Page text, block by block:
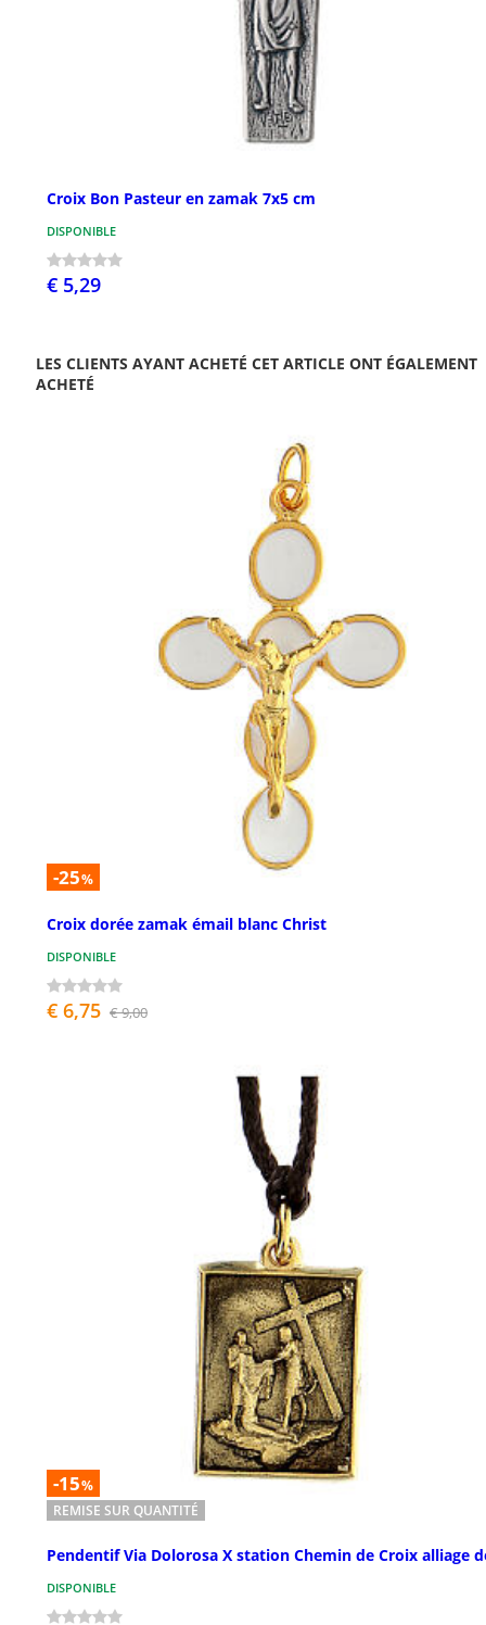
Croix Bon Pasteur en zamak 7x5 cm
DISPONIBLE
€ 5,29
LES CLIENTS AYANT ACHETÉ CET ARTICLE ONT ÉGALEMENT
ACHETÉ
-25%
Croix dorée zamak émail blanc Christ
DISPONIBLE
€ 6,75 € 9,00
-15%
REMISE SUR QUANTITÉ
Pendentif Via Dolorosa X station Chemin de Croix alliage
DISPONIBLE